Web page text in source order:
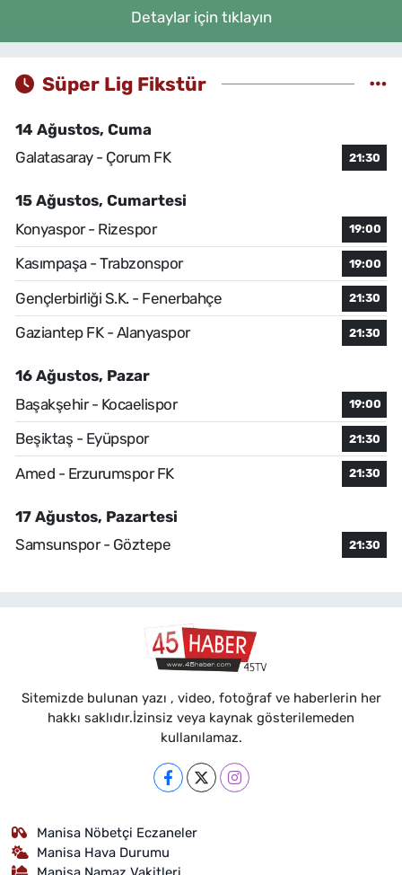
Detaylar için tıklayın
Süper Lig Fikstür
14 Ağustos, Cuma
Galatasaray - Çorum FK
21:30
15 Ağustos, Cumartesi
Konyaspor - Rizespor
19:00
Kasımpaşa - Trabzonspor 19:00
Gençlerbirliği S.K. - Fenerbahçe 21:30
Gaziantep FK - Alanyaspor 21:30
16 Ağustos, Pazar
Başakşehir - Kocaelispor
19:00
Beşiktaş - Eyüpspor 21:30
Amed - Erzurumspor FK 21:30
17 Ağustos, Pazartesi
Samsunspor - Göztepe
21:30
Sitemizde bulunan yazı , video, fotoğraf ve haberlerin her
hakkı saklıdır.İzinsiz veya kaynak gösterilemeden
kullanılamaz.
Manisa Nöbetçi Eczaneler
Manisa Hava Durumu